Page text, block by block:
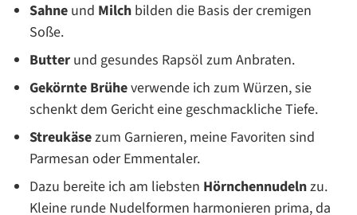
Sahne und Milch bilden die Basis der cremigen
Soße.
Butter und gesundes Rapsöl zum Anbraten.
Gekörnte Brüheverwende ich zum Würzen, sie
schenkt dem Gericht eine geschmackliche Tiefe.
Streukäsezum Garnieren, meine Favoriten sind
Parmesan oder Emmentaler.
Dazu bereite ich am liebsten Hörnchennudelnzu.
Kleine runde Nudelformen harmonieren prima, da